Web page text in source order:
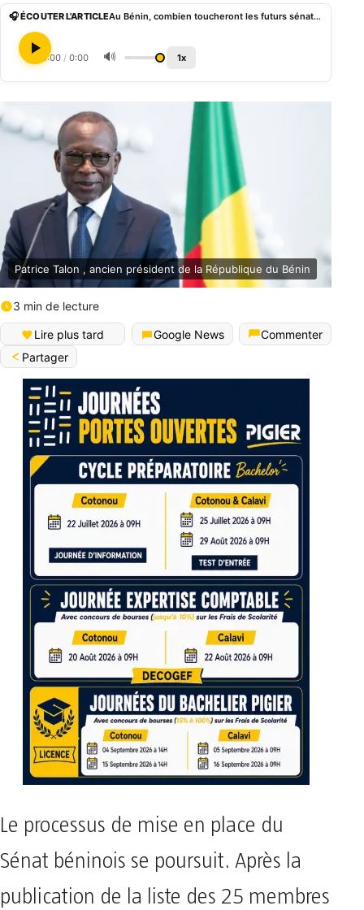
🎧 ÉCOUTER L'ARTICLE Au Bénin, combien toucheront les futurs sénateurs ?
0:00 / 0:00 🔊 1x
Patrice Talon , ancien président de la République du Bénin
3 min de lecture
Lire plus tard Google News
Commenter
Partager
Le processus de mise en place du
Sénat béninois se poursuit. Après la
publication de la liste des 25 membres